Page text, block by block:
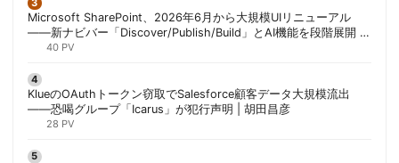
Microsoft SharePoint、2026年6月から大規模UIリニューアル
——新ナビバー「Discover/Publish/Build」とAI機能を段階展開 |
胡田昌彦
40 PV
KlueのOAuthトークン窃取でSalesforce顧客データ大規模流出
——恐喝グループ「Icarus」が犯行声明 | 胡田昌彦
28 PV